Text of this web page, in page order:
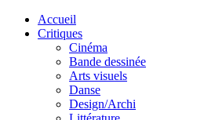
Skip
Accueil
Critiques
Cinéma
Bande dessinée
Arts visuels
Danse
Design/Archi